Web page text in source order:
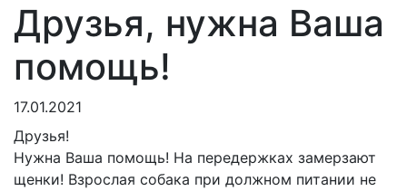
Друзья, нужна Ваша
помощь!
17.01.2021
Друзья!
Нужна Ваша помощь! На передержках замерзают
щенки! Взрослая собака при должном питании не